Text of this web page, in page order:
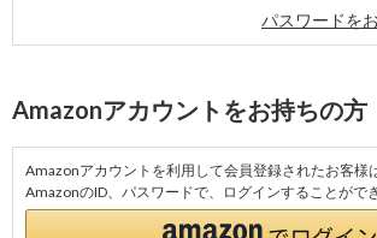
パスワードを
Amazonアカウントをお持ちの方
Amazonアカウントを利用して会員登録されたお客様
AmazonのID、パスワードで、ログインすることがで